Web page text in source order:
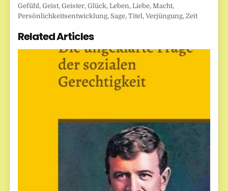
Gefühl ,Geist,Geister,Glück,Leben,Liebe, Macht,
Persönlichkeitsentwicklung, Sage,Titel ,Verjüngung, Zeit
Related Articles